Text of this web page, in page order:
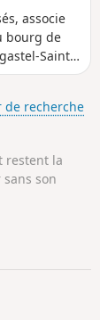
associe
bourg de
Saint-
par
de recherche
restent la
son